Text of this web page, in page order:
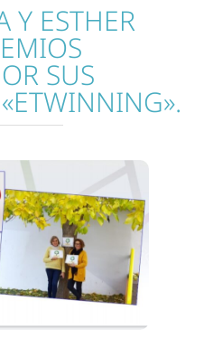
Y ESTHER
SUS